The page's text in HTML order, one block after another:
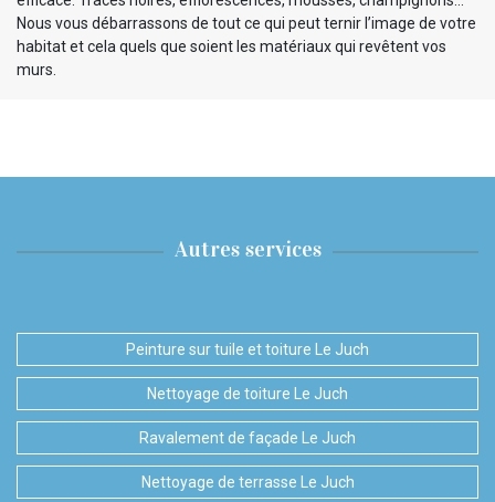
Nous vous débarrassons de tout ce qui peut ternir l’image de votre
habitat et cela quels que soient les matériaux qui revêtent vos
murs.
Autres services
Peinture sur tuile et toiture Le Juch
Nettoyage de toiture Le Juch
Ravalement de façade Le Juch
Nettoyage de terrasse Le Juch